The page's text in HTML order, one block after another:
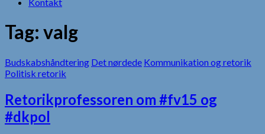
Tag: valg
Budskabshåndtering Det nørdede Kommunikation og retorik
Politisk retorik
Retorikprofessoren om #fv15 og
#dkpol